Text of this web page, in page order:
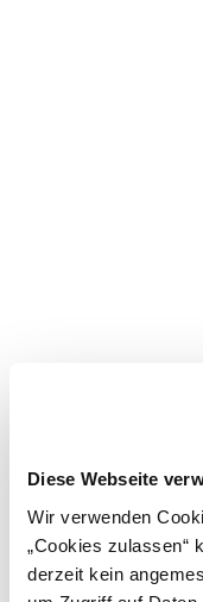
Diese Webseite
Wir verwenden
„Cookies zulassen“
derzeit kein